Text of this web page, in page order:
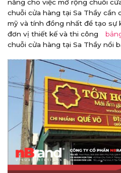
năng cho việc mở rộng chuỗi
chuỗi cửa hàng tại Sa Thầy cần
mỹ và tính đồng nhất để tạo sự
đơn vị thiết kế và thi công
chuỗi cửa hàng tại Sa Thầy nổi